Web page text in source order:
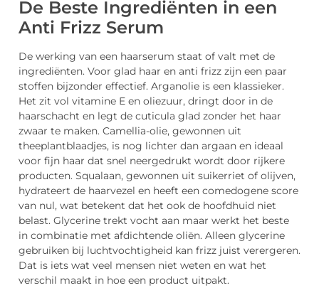
De Beste Ingrediënten in een
Anti Frizz Serum
De werking van een haarserum staat of valt met de
ingrediënten. Voor glad haar en anti frizz zijn een paar
stoffen bijzonder effectief. Arganolie is een klassieker.
Het zit vol vitamine E en oliezuur, dringt door in de
haarschacht en legt de cuticula glad zonder het haar
zwaar te maken. Camellia-olie, gewonnen uit
theeplantblaadjes, is nog lichter dan argaan en ideaal
voor fijn haar dat snel neergedrukt wordt door rijkere
producten. Squalaan, gewonnen uit suikerriet of olijven,
hydrateert de haarvezel en heeft een comedogene score
van nul, wat betekent dat het ook de hoofdhuid niet
belast. Glycerine trekt vocht aan maar werkt het beste
in combinatie met afdichtende oliën. Alleen glycerine
gebruiken bij luchtvochtigheid kan frizz juist verergeren.
Dat is iets wat veel mensen niet weten en wat het
verschil maakt in hoe een product uitpakt.